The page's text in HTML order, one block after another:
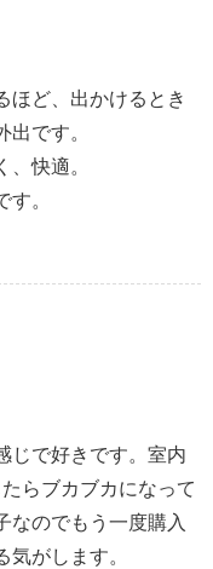
ほど、出かけるとき
です。
快適。
。
じで好きです。室内
らブカブカになって
なのでもう一度購入
がします。